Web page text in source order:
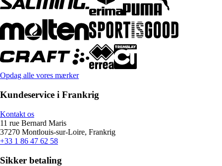
Opdag alle vores mærker
Kundeservice i Frankrig
Kontakt os
11 rue Bernard Maris
37270 Montlouis-sur-Loire, Frankrig
+33 1 86 47 62 58
Sikker betaling